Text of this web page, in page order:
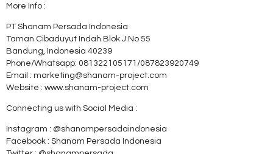
More Info :
PT Shanam Persada Indonesia
Taman Cibaduyut Indah Blok J No 55
Bandung, Indonesia 40239
Phone/Whatsapp: 081322105171/087823920749
Email : marketing@shanam-project.com
Website : www.shanam-project.com
Connecting us with Social Media :
Instagram : @shanampersadaindonesia
Facebook : Shanam Persada Indonesia